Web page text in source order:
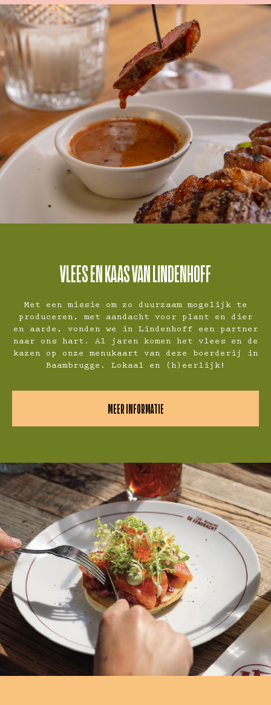
VLEES EN KAAS VAN LINDENHOFF
Met een missie om zo duurzaam mogelijk te
produceren, met aandacht voor plant en dier
en aarde, vonden we in Lindenhoff een partner
naar ons hart. Al jaren komen het vlees en de
kazen op onze menukaart van deze boerderij in
Baambrugge. Lokaal en (h)eerlijk!
MEER INFORMATIE